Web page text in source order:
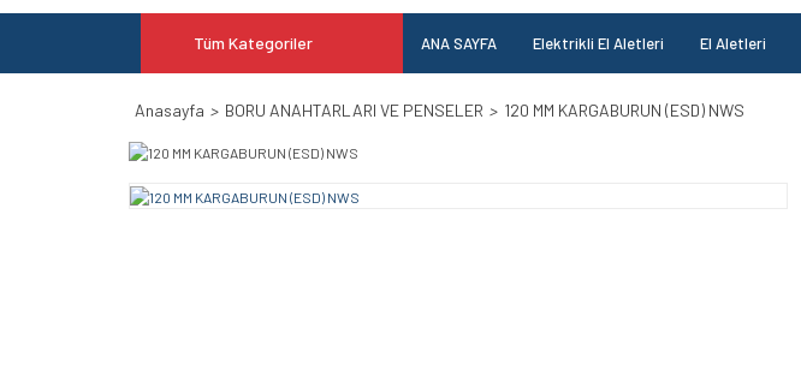
Tüm Kategoriler ANA SAYFA Elektrikli El Aletleri El Aletleri
Anasayfa BORU ANAHTARLARI VE PENSELER 120 MM KARGABURUN (ESD) NWS